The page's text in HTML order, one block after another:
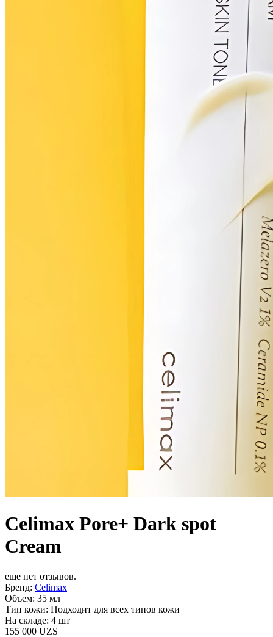
Celimax Pore+ Dark spot
Cream
еще нет отзывов.
Бренд: Celimax
Объем: 35 мл
Тип кожи: Подходит для всех типов кожи
На складе: 4 шт
155 000 UZS